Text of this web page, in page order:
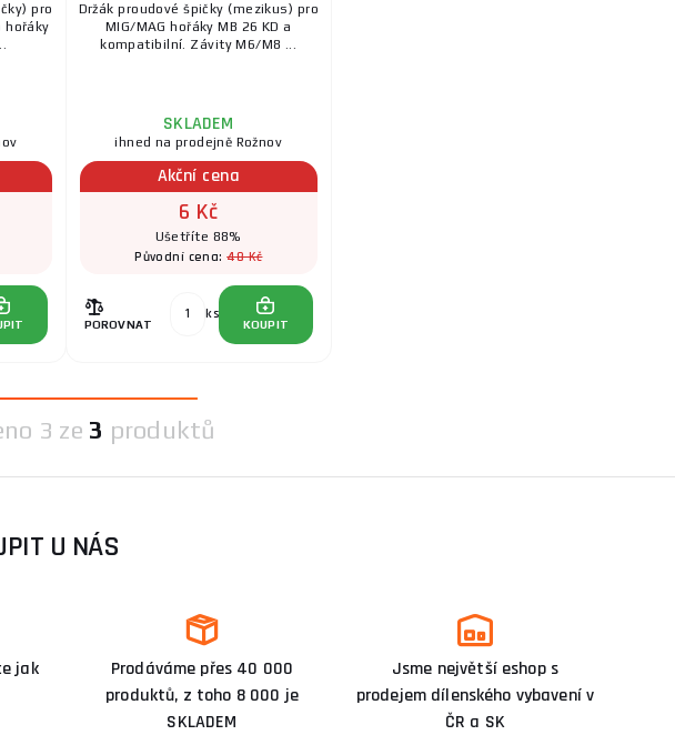
pro
hořáky
Držák proudové špičky (mezikus) pro
MIG/MAG hořáky MB 26 KD a
kompatibilní. Závity M6/M8 ...
SKLADEM
ihned na prodejně Rožnov
Akční cena
6 Kč
Ušetříte 88%
Původní cena:48 Kč
POROVNAT
ks
KOUPIT
3 ze 3 produktů
U NÁS
jak
Prodáváme přes 40 000
produktů, z toho 8 000 je
SKLADEM
Jsme největší eshop s
prodejem dílenského vybavení v
ČR a SK